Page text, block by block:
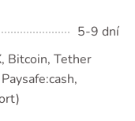
5-9 dní
Bitcoin, Tether